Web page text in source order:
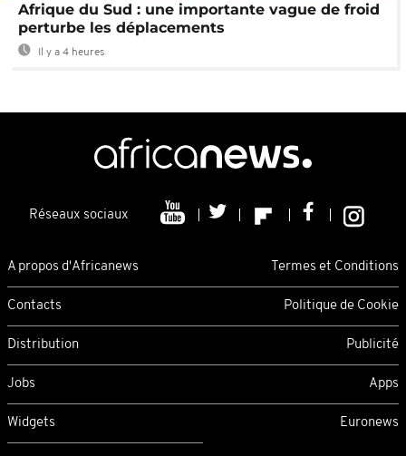
Afrique du Sud : une importante vague de froid
perturbe les déplacements
Il y a 4 heures
Réseaux sociaux
A propos d'Africanews Termes et Conditions
Contacts Politique de Cookie
Distribution Publicité
Jobs Apps
Widgets Euronews